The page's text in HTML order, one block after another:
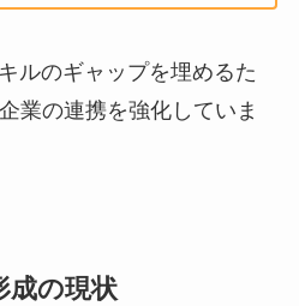
ルのギャップを埋めるた
業の連携を強化していま
成の現状